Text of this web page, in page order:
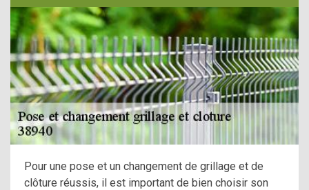
Pour une pose et un changement de grillage et de
clôture réussis, il est important de bien choisir son